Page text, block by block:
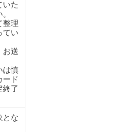
いた
整理
てい
お送
は慎
ード
終了
とな